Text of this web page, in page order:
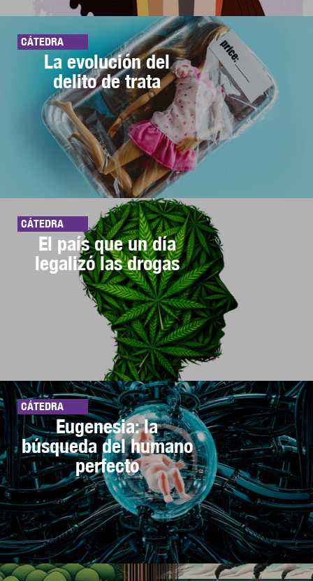
CÁTEDRA
La evolución del
delito de trata
CÁTEDRA
El país que un día
legalizó las drogas
CÁTEDRA
Eugenesia: la
búsqueda del humano
perfecto